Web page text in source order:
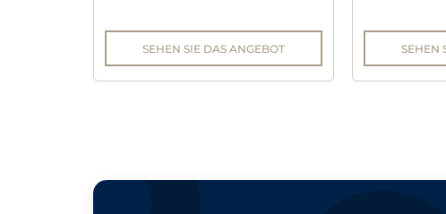
SEHEN SIE DAS ANGEBOT SEHEN